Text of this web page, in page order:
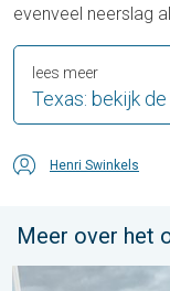
evenveel neerslag
Texas: bekijk
lees meer
Henri Swinkels
Meer over het
Impressies maken,